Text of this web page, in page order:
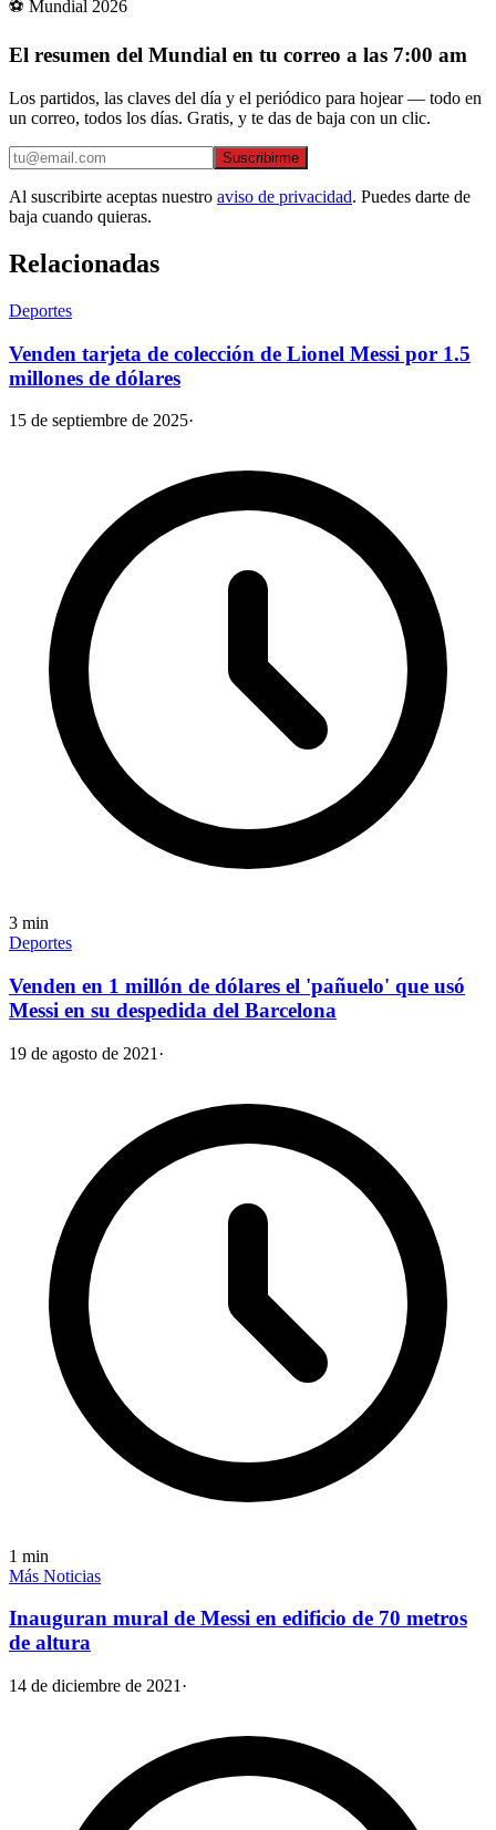
⚽ Mundial 2026
El resumen del Mundial en tu correo a las 7:00 am
Los partidos, las claves del día y el periódico para hojear — todo en
un correo, todos los días. Gratis, y te das de baja con un clic.
Suscribirme
Al suscribirte aceptas nuestro aviso de privacidad. Puedes darte de
baja cuando quieras.
Relacionadas
Deportes
Venden tarjeta de colección de Lionel Messi por 1.5
millones de dólares
15 de septiembre de 2025·
3 min
Deportes
Venden en 1 millón de dólares el 'pañuelo' que usó
Messi en su despedida del Barcelona
19 de agosto de 2021 ·
1 min
Más Noticias
Inauguran mural de Messi en edificio de 70 metros
de altura
14 de diciembre de 2021 ·